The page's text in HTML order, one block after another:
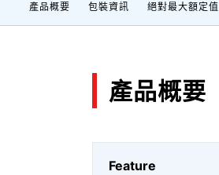
產品概要 包裝資訊 絕對最大額定值
產品概要
Feature